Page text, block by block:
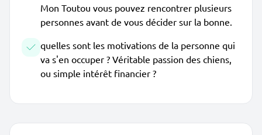
Mon Toutou vous pouvez rencontrer plusieurs
personnes avant de vous décider sur la bonne.
quelles sont les motivations de la personne qui
va s'en occuper ? Véritable passion des chiens,
ou simple intérêt financier ?